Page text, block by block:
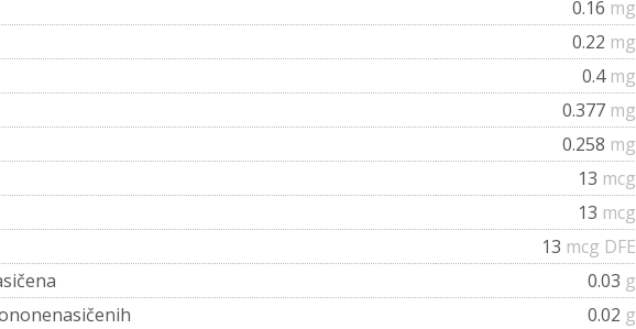
0.16 mg
0.22 mg
0.4 mg
0.377 mg
0.258 mg
13 mcg
13 mcg
13 mcg DFE
0.03 g
0.02 g